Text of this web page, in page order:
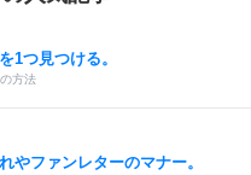
1つ見つける。
方法
やファンレターのマナー。